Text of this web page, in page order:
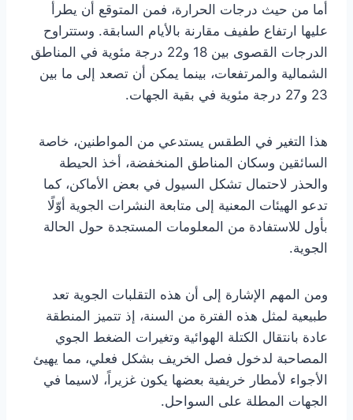
أما من حيث درجات الحرارة، فمن المتوقع أن يطرأ
عليها ارتفاع طفيف مقارنة بالأيام السابقة. وستتراوح
الدرجات القصوى بين 18 و22 درجة مئوية في المناطق
الشمالية والمرتفعات، بينما يمكن أن تصعد إلى ما بين
23 و27 درجة مئوية في بقية الجهات.
هذا التغير في الطقس يستدعي من المواطنين، خاصة
السائقين وسكان المناطق المنخفضة، أخذ الحيطة
والحذر لاحتمال تشكل السيول في بعض الأماكن، كما
تدعو الهيئات المعنية إلى متابعة النشرات الجوية أوّلًا
بأول للاستفادة من المعلومات المستجدة حول الحالة
الجوية.
ومن المهم الإشارة إلى أن هذه التقلبات الجوية تعد
طبيعية لمثل هذه الفترة من السنة، إذ تتميز المنطقة
عادة بانتقال الكتلة الهوائية وتغيرات الضغط الجوي
المصاحبة لدخول فصل الخريف بشكل فعلي، مما يهيئ
الأجواء لأمطار خريفية بعضها يكون غزيراً، لاسيما في
الجهات المطلة على السواحل.